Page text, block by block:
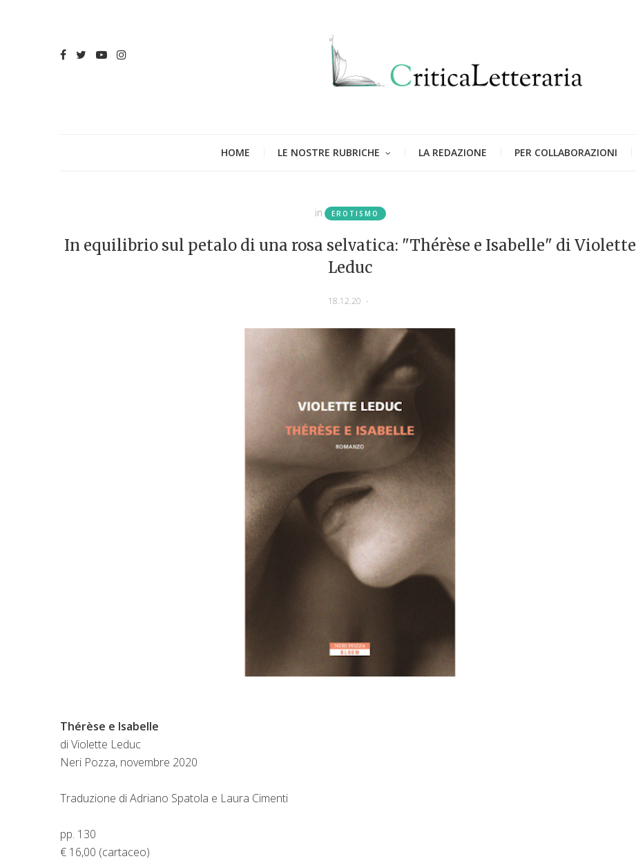
HOME LE NOSTRE RUBRICHE LA REDAZIONE PER COLLABORAZIONI
in EROTISMO
In equilibrio sul petalo di una rosa selvatica: "Thérèse e Isabelle" di Violette
Leduc
18.12.20 -
Thérèse e Isabelle
di Violette Leduc
Neri Pozza, novembre 2020
Traduzione di Adriano Spatola e Laura Cimenti
pp. 130
€ 16,00 (cartaceo)